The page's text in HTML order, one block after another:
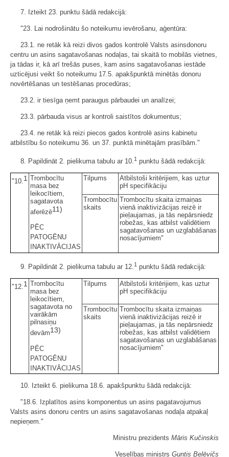
7. Izteikt 23. punktu šādā redakcijā:
"23. Lai nodrošinātu šo noteikumu ievērošanu, aģentūra:
23.1. ne retāk kā reizi divos gados kontrolē Valsts asinsdonoru
centru un asins sagatavošanas nodaļas, tai skaitā to mobilās vietnes,
ja tādas ir, kā arī trešās puses, kam asins sagatavošanas iestāde
uzticējusi veikt šo noteikumu 17.5. apakšpunktā minētās donoru
novērtēšanas un testēšanas procedūras;
23.2. ir tiesīga ņemt paraugus pārbaudei un analīzei;
23.3. pārbauda visus ar kontroli saistītos dokumentus;
23.4. ne retāk kā reizi piecos gados kontrolē asins kabinetu
atbilstību šo noteikumu 36. un 37. punktā minētajām prasībām."
8. Papildināt 2. pielikuma tabulu ar 10. 1 punktu šādā redakcijā:
"10.1 Trombocītu
masa bez
leikocītiem,
sagatavota
aferēzē11)
PĒC
PATOGĒNU
INAKTIVĀCIJAS
Tilpums
Atbilstoši kritērijiem, kas uztur
pH specifikāciju
Trombocītu
skaits
Trombocītu skaita izmaiņas
vienā inaktivizācijas reizē ir
pieļaujamas, ja tās nepārsniedz
robežas, kas atbilst validētiem
sagatavošanas un uzglabāšanas
nosacījumiem"
9. Papildināt 2. pielikuma tabulu ar 12.1 punktu šādā redakcijā:
"12.1 Trombocītu
masa bez
leikocītiem,
sagatavota no
vairākām
pilnasiņu
devām13)
PĒC
PATOGĒNU
INAKTIVĀCIJAS
Tilpums
Atbilstoši kritērijiem, kas uztur
pH specifikāciju
Trombocītu
skaits
Trombocītu skaita izmaiņas
vienā inaktivizācijas reizē ir
pieļaujamas, ja tās nepārsniedz
robežas, kas atbilst validētiem
sagatavošanas un uzglabāšanas
nosacījumiem"
10. Izteikt 6. pielikuma 18.6. apakšpunktu šādā redakcijā:
"18.6. Izplatītos asins komponentus un asins pagatavojumus
Valsts asins donoru centrs un asins sagatavošanas nodaļa atpakaļ
nepieņem."
Ministru prezidents Māris Kučinskis
Veselības ministrs Guntis Belēvičs